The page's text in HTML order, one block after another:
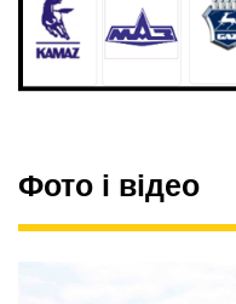
Фото і відео